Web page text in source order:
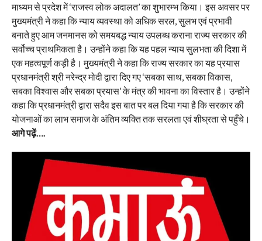
माध्यम से प्रदेश में ‘राजस्व लोक अदालत’ का शुभारम्भ किया। इस अवसर पर
मुख्यमंत्री ने कहा कि न्याय व्यवस्था को अधिक सरल, सुलभ एवं प्रभावी
बनाते हुए आम जनमानस को समयबद्ध न्याय उपलब्ध कराना राज्य सरकार की
सर्वोच्च प्राथमिकता है। उन्होंने कहा कि यह पहल न्याय सुलभता की दिशा में
एक महत्वपूर्ण कड़ी है। मुख्यमंत्री ने कहा कि राज्य सरकार का यह प्रयास
प्रधानमंत्री श्री नरेन्द्र मोदी द्वारा दिए गए ‘सबका साथ, सबका विकास,
सबका विश्वास और सबका प्रयास’ के मंत्र की भावना का विस्तार है। उन्होंने
कहा कि प्रधानमंत्री द्वारा सदैव इस बात पर बल दिया गया है कि सरकार की
योजनाओं का लाभ समाज के अंतिम व्यक्ति तक सरलता एवं शीघ्रता से पहुँचे।
आगे पढ़ें….